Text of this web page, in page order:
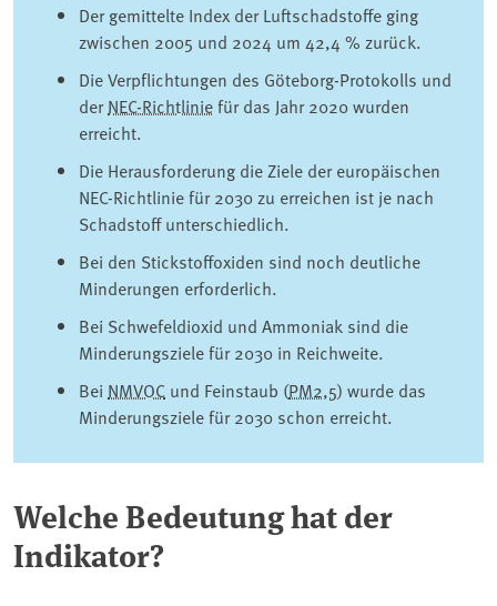
Der gemittelte Index der Luftschadstoffe ging
zwischen 2005 und 2024 um 42,4 % zurück.
Die Verpflichtungen des Göteborg-Protokolls und
derNEC-Richtliniefür das Jahr 2020 wurden
erreicht.
Die Herausforderung die Ziele der europäischen
NEC-Richtlinie für 2030 zu erreichen ist je nach
Schadstoff unterschiedlich.
Bei den Stickstoffoxiden sind noch deutliche
Minderungen erforderlich.
Bei Schwefeldioxid und Ammoniak sind die
Minderungsziele für 2030 in Reichweite.
Bei NMVOC und Feinstaub (PM2,5) wurde das
Minderungsziele für 2030 schon erreicht.
Welche Bedeutung hat der
Indikator?